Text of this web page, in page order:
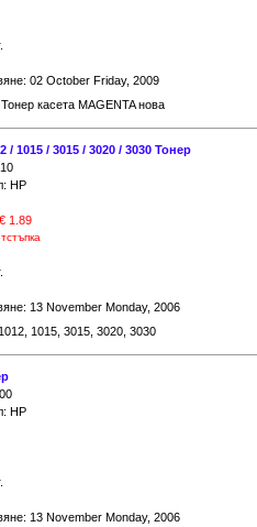
02 October Friday, 2009
касета MAGENTA нова
/ 1015 / 3015 / 3020 / 3030 Тонер
HP
€ 1.89
13 November Monday, 2006
1015, 3015, 3020, 3030
HP
13 November Monday, 2006